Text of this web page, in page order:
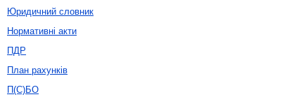
Юридичний словник
Нормативні акти
ПДР
План рахунків
П(С)БО